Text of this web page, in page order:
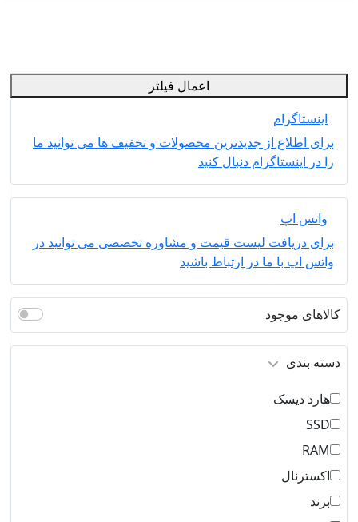
کالاهای موجود
دسته بندی
هارد دیسک
SSD
RAM
اکسترنال
برند
اعمال فیلتر
اینستاگرام
برای اطلاع از جدیدترین محصولات و تخفیف ها می توانید ما
را در اینستاگرام دنبال کنید
واتس اپ
برای دریافت لیست قیمت و مشاوره تخصصی می توانید در
واتس اپ با ما در ارتباط باشید